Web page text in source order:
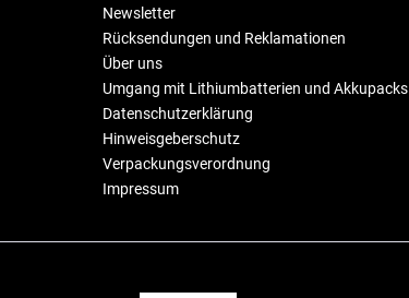
Newsletter
Rücksendungen und Reklamationen
Über uns
Umgang mit Lithiumbatterien und Akkupacks
Datenschutzerklärung
Hinweisgeberschutz
Verpackungsverordnung
Impressum